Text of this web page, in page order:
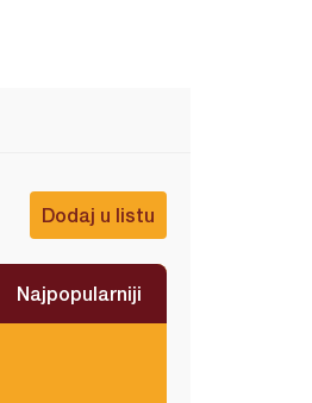
Dodaj u listu
Najpopularniji